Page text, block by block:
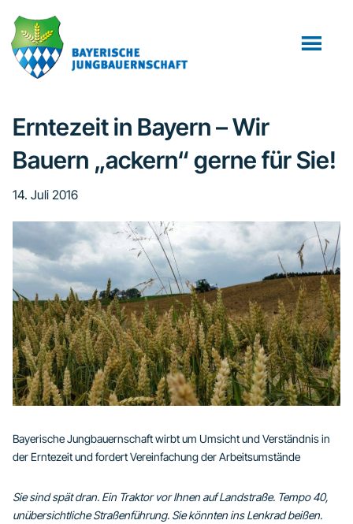
Inhalt
springen
Seitenspalte
springen
Fußzeile
springen
Erntezeit in Bayern – Wir
Bauern „ackern“ gerne für Sie!
14. Juli 2016
Bayerische Jungbauernschaft wirbt um Umsicht und Verständnis in
der Erntezeit und fordert Vereinfachung der Arbeitsumstände
Sie sind spät dran. Ein Traktor vor Ihnen auf Landstraße. Tempo 40,
unübersichtliche Straßenführung. Sie könnten ins Lenkrad beißen.